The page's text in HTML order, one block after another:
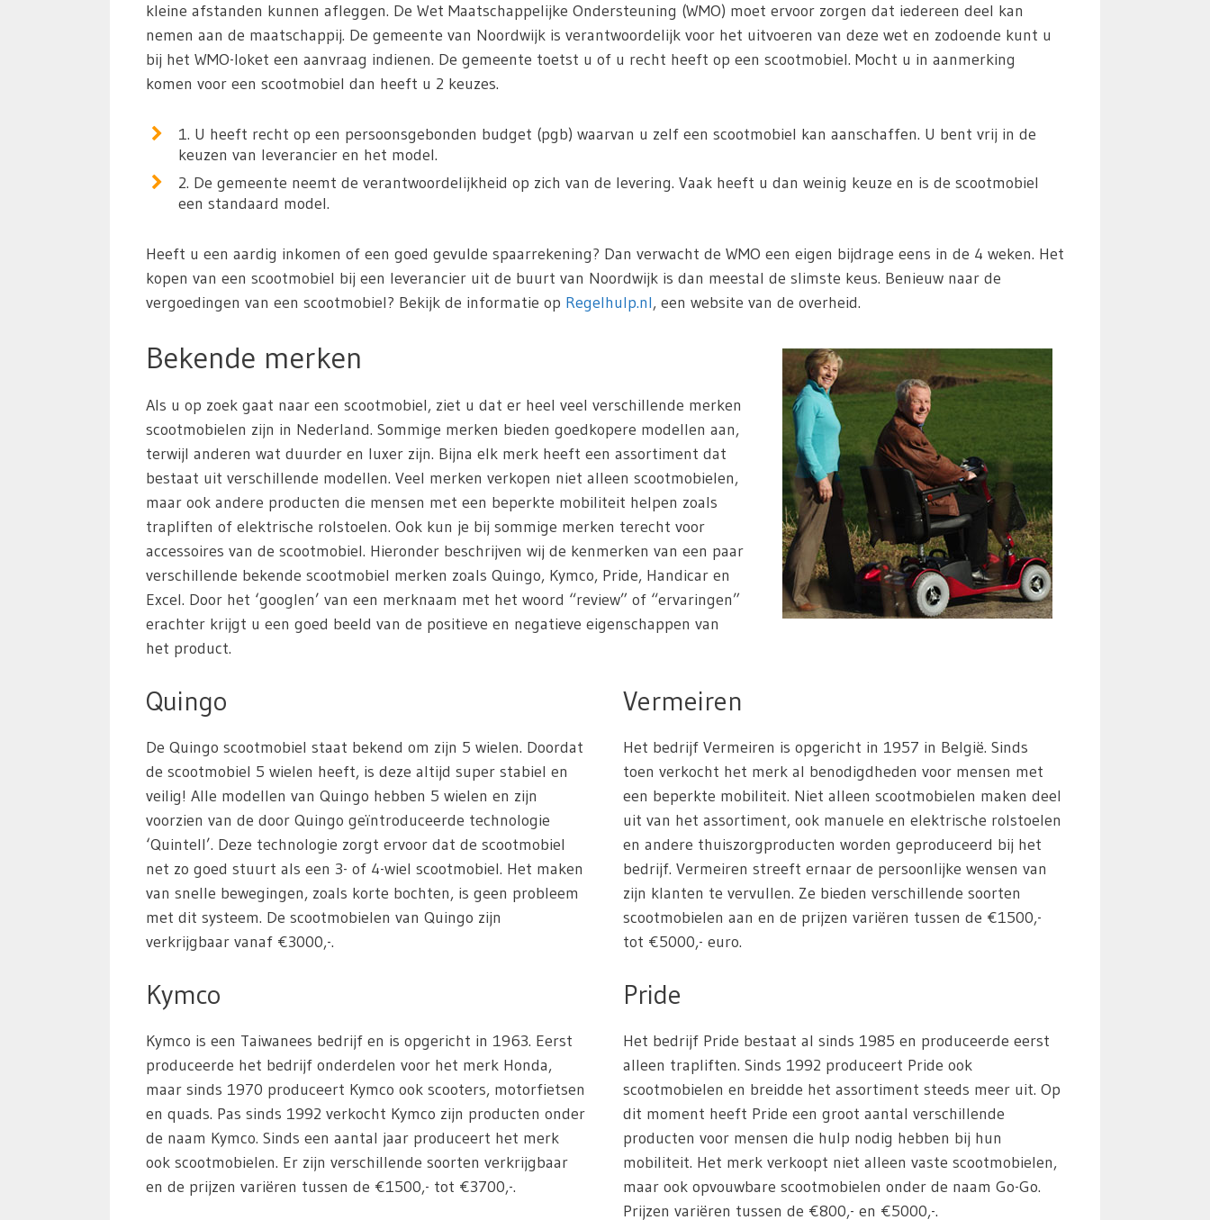
kleine afstanden kunnen afleggen. De Wet Maatschappelijke Ondersteuning (WMO) moet ervoor zorgen dat iedereen deel kan
nemen aan de maatschappij. De gemeente van Noordwijk is verantwoordelijk voor het uitvoeren van deze wet en zodoende kunt u
bij het WMO-loket een aanvraag indienen. De gemeente toetst u of u recht heeft op een scootmobiel. Mocht u in aanmerking
komen voor een scootmobiel dan heeft u 2 keuzes.
1. U heeft recht op een persoonsgebonden budget (pgb) waarvan u zelf een scootmobiel kan aanschaffen. U bent vrij in de
keuzen van leverancier en het model.
2. De gemeente neemt de verantwoordelijkheid op zich van de levering. Vaak heeft u dan weinig keuze en is de scootmobiel
een standaard model.
Heeft u een aardig inkomen of een goed gevulde spaarrekening? Dan verwacht de WMO een eigen bijdrage eens in de 4 weken. Het
kopen van een scootmobiel bij een leverancier uit de buurt van Noordwijk is dan meestal de slimste keus. Benieuw naar de
vergoedingen van een scootmobiel? Bekijk de informatie op Regelhulp.nl, een website van de overheid.
Bekende merken
Als u op zoek gaat naar een scootmobiel, ziet u dat er heel veel verschillende merken
scootmobielen zijn in Nederland. Sommige merken bieden goedkopere modellen aan,
terwijl anderen wat duurder en luxer zijn. Bijna elk merk heeft een assortiment dat
bestaat uit verschillende modellen. Veel merken verkopen niet alleen scootmobielen,
maar ook andere producten die mensen met een beperkte mobiliteit helpen zoals
trapliften of elektrische rolstoelen. Ook kun je bij sommige merken terecht voor
accessoires van de scootmobiel. Hieronder beschrijven wij de kenmerken van een paar
verschillende bekende scootmobiel merken zoals Quingo, Kymco, Pride, Handicar en
Excel. Door het ‘googlen’ van een merknaam met het woord “review” of “ervaringen”
erachter krijgt u een goed beeld van de positieve en negatieve eigenschappen van
het product.
Quingo
De Quingo scootmobiel staat bekend om zijn 5 wielen. Doordat
de scootmobiel 5 wielen heeft, is deze altijd super stabiel en
veilig! Alle modellen van Quingo hebben 5 wielen en zijn
voorzien van de door Quingo geïntroduceerde technologie
‘Quintell’. Deze technologie zorgt ervoor dat de scootmobiel
net zo goed stuurt als een 3- of 4-wiel scootmobiel. Het maken
van snelle bewegingen, zoals korte bochten, is geen probleem
met dit systeem. De scootmobielen van Quingo zijn
verkrijgbaar vanaf €3000,-.
Vermeiren
Het bedrijf Vermeiren is opgericht in 1957 in België. Sinds
toen verkocht het merk al benodigdheden voor mensen met
een beperkte mobiliteit. Niet alleen scootmobielen maken deel
uit van het assortiment, ook manuele en elektrische rolstoelen
en andere thuiszorgproducten worden geproduceerd bij het
bedrijf. Vermeiren streeft ernaar de persoonlijke wensen van
zijn klanten te vervullen. Ze bieden verschillende soorten
scootmobielen aan en de prijzen variëren tussen de €1500,-
tot €5000,- euro.
Kymco
Kymco is een Taiwanees bedrijf en is opgericht in 1963. Eerst
produceerde het bedrijf onderdelen voor het merk Honda,
maar sinds 1970 produceert Kymco ook scooters, motorfietsen
en quads. Pas sinds 1992 verkocht Kymco zijn producten onder
de naam Kymco. Sinds een aantal jaar produceert het merk
ook scootmobielen. Er zijn verschillende soorten verkrijgbaar
en de prijzen variëren tussen de €1500,- tot €3700,-.
Pride
Het bedrijf Pride bestaat al sinds 1985 en produceerde eerst
alleen trapliften. Sinds 1992 produceert Pride ook
scootmobielen en breidde het assortiment steeds meer uit. Op
dit moment heeft Pride een groot aantal verschillende
producten voor mensen die hulp nodig hebben bij hun
mobiliteit. Het merk verkoopt niet alleen vaste scootmobielen,
maar ook opvouwbare scootmobielen onder de naam Go-Go.
Prijzen variëren tussen de €800,- en €5000,-.